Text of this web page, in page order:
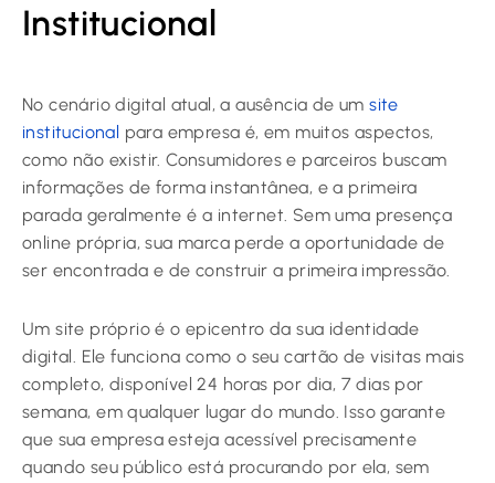
Institucional
No cenário digital atual, a ausência de umsite
institucional para empresa é, em muitos aspectos,
como não existir. Consumidores e parceiros buscam
informações de forma instantânea, e a primeira
parada geralmente é a internet. Sem uma presença
online própria, sua marca perde a oportunidade de
ser encontrada e de construir a primeira impressão.
Um site próprio é o epicentro da sua identidade
digital. Ele funciona como o seu cartão de visitas mais
completo, disponível 24 horas por dia, 7 dias por
semana, em qualquer lugar do mundo. Isso garante
que sua empresa esteja acessível precisamente
quando seu público está procurando por ela, sem